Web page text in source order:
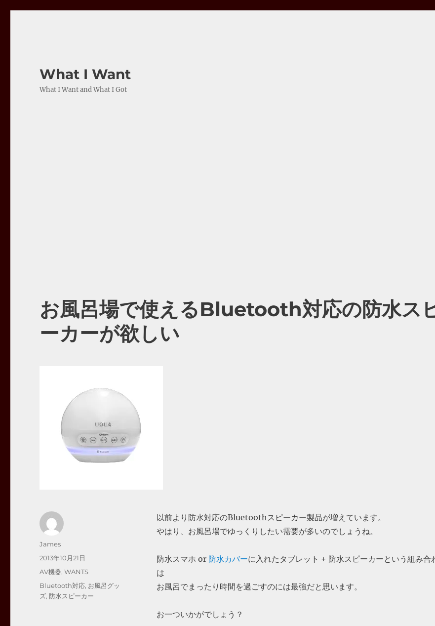
What I Want
What I Want and What I Got
お風呂場で使えるBluetooth対応の防水ス
ーカーが欲しい
以前より防水対応のBluetoothスピーカー製品が増えています。
やはり、お風呂場でゆっくりしたい需要が多いのでしょうね。
防水スマホ or 防水カバーに入れたタブレット + 防水スピーカーという組み合
は
お風呂でまったり時間を過ごすのには最強だと思います。
お一ついかがでしょう？
投
James
投
2013年10月21日
カ
テ
ゴ
AV機器,WANTS
タ
グ
Bluetooth対応, お風呂グッ
ズ,防水スピーカー